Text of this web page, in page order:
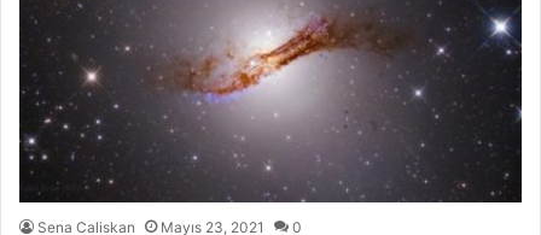
Sena Caliskan Mayıs 23, 2021 0